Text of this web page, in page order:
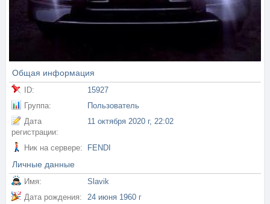
Общая информация
ID:
15927
Группа:
Пользователь
Дата
регистрации:
11 октября 2020 г, 22:02
Ник на сервере: FENDI
Личные данные
Имя:
Slavik
Дата рождения:
24 июня 1960 г